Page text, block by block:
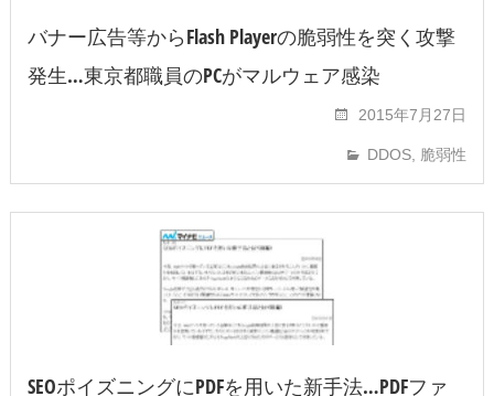
バナー広告等からFlash Playerの脆弱性を突く攻撃
発生…東京都職員のPCがマルウェア感染
2015年7月27日
DDOS 脆弱性
SEOポイズニングにPDFを用いた新手法…PDFファ